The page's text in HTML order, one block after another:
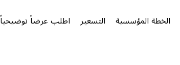
الخطة المؤسسية التسعير اطلب عرضاً توضيحياً